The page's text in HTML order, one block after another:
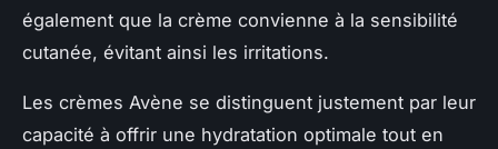
également que la crème convienne à la sensibilité
cutanée, évitant ainsi les irritations.
Les crèmes Avène se distinguent justement par leur
capacité à offrir une hydratation optimale tout en